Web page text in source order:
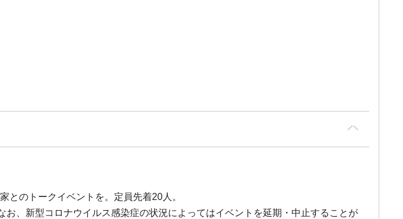
とのトークイベントを。定員先着20人。
、新型コロナウイルス感染症の状況によってはイベントを延期・中止することが